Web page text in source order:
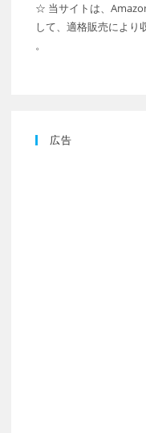
☆ 当サイトは、
して、適格販売により
。
広告